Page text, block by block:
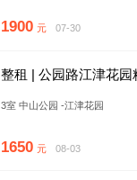
1900 元 07-30
整租 | 公园路江津花园
3室 中山公园 -江津花园
1650 元 08-03